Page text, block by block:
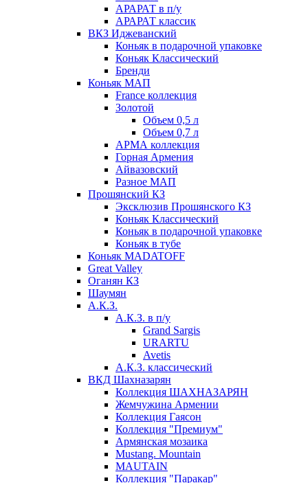
АРАРАТ в п/у
АРАРАТ классик
ВКЗ Иджеванский
Коньяк в подарочной упаковке
Коньяк Классический
Бренди
Коньяк МАП
France коллекция
Золотой
Объем 0,5 л
Объем 0,7 л
АРМА коллекция
Горная Армения
Айвазовский
Разное МАП
Прошянский КЗ
Эксклюзив Прошянского КЗ
Коньяк Классический
Коньяк в подарочной упаковке
Коньяк в тубе
Коньяк MADATOFF
Great Valley
Оганян КЗ
Шаумян
А.К.З.
А.К.З. в п/у
Grand Sargis
URARTU
Avetis
А.К.З. классический
ВКД Шахназарян
Коллекция ШАХНАЗАРЯН
Жемчужина Армении
Коллекция Гаясон
Коллекция "Премиум"
Армянская мозаика
Mustang. Mountain
MAUTAIN
Коллекция "Паракар"